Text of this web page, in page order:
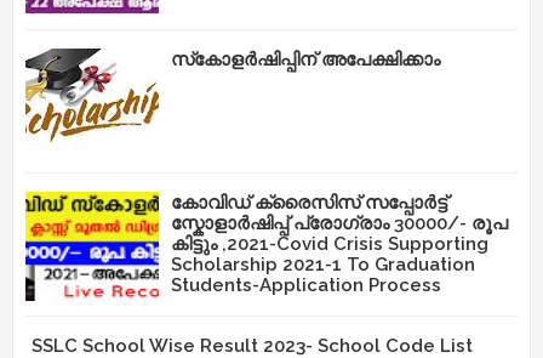
സ്‌കോളർഷിപ്പിന് അപേക്ഷിക്കാം
കോവിഡ് ക്രൈസിസ് സപ്പോർട്ട്
സ്കോളാർഷിപ്പ് പ്രോഗ്രാം 30000/- രൂപ
കിട്ടും ,2021-Covid Crisis Supporting
Scholarship 2021-1 To Graduation
Students-Application Process
SSLC School Wise Result 2023- School Code List